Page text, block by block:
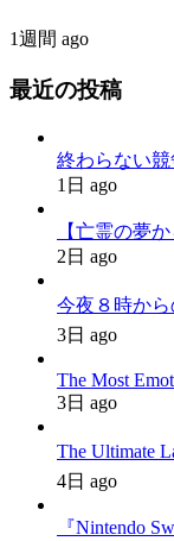
1週間 ago
最近の投稿
終わらない競
1日 ago
【亡霊の夢
2日 ago
今夜８時から
3日 ago
The Most
3日 ago
The Ultimate
4日 ago
『Nintendo